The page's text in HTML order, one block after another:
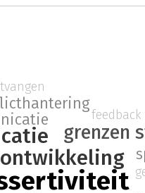
grenzen